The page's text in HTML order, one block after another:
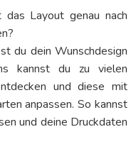
Layout genau nach
du dein Wunschdesign
kannst du zu vielen
und diese mit
anpassen. So kannst
und deine Druckdaten